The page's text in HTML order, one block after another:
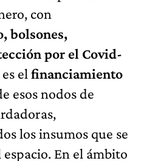
con
bolsones,
por el Covid-
el financiamiento
esos nodos de
los insumos que se
En el ámbito